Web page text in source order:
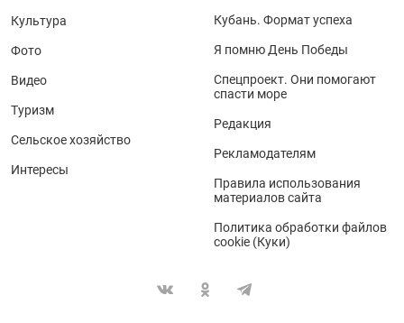
Культура
Фото
Видео
Туризм
Сельское хозяйство
Интересы
Кубань. Формат успеха
Я помню День Победы
Спецпроект. Они помогают
спасти море
Редакция
Рекламодателям
Правила использования
материалов сайта
Политика обработки файлов
cookie (Куки)